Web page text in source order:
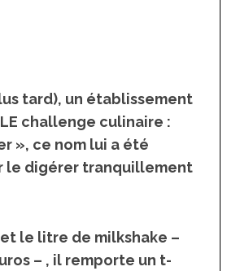
tard), un établissement
LE challenge culinaire :
», ce nom lui a été
le digérer tranquillement
le litre de milkshake –
– , il remporte un t-